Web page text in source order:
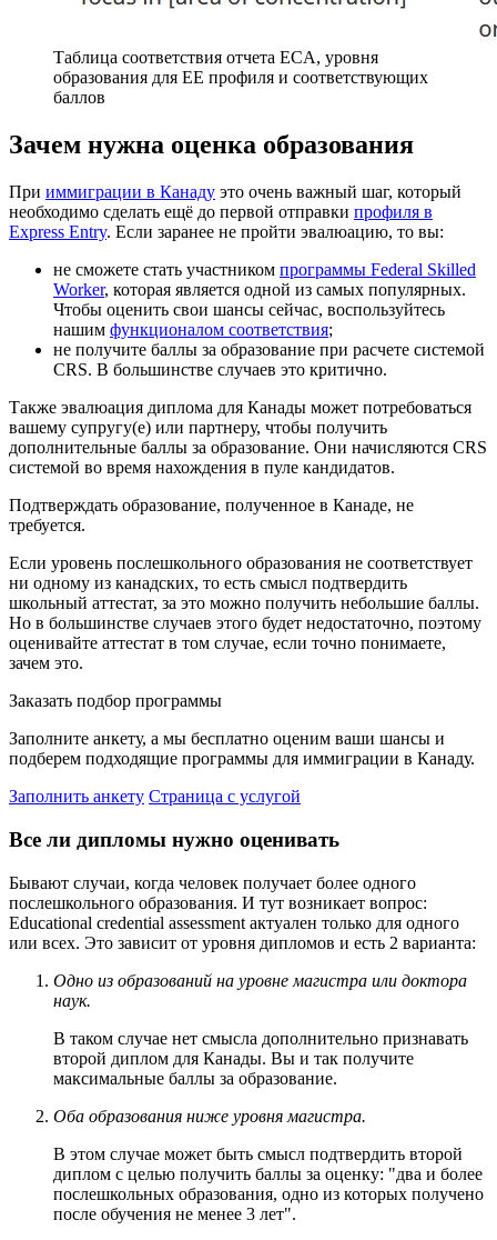
Таблица соответствия отчета ECA, уровня
образования для EE профиля и соответствующих
баллов
Зачем нужна оценка образования
При иммиграции в Канаду это очень важный шаг, который
необходимо сделать ещё до первой отправки профиля в
Express Entry. Если заранее не пройти эвалюацию, то вы:
не сможете стать участником программы Federal Skilled
Worker, которая является одной из самых популярных.
Чтобы оценить свои шансы сейчас, воспользуйтесь
нашим функционалом соответствия;
не получите баллы за образование при расчете системой
CRS. В большинстве случаев это критично.
Также эвалюация диплома для Канады может потребоваться
вашему супругу(е) или партнеру, чтобы получить
дополнительные баллы за образование. Они начисляются CRS
системой во время нахождения в пуле кандидатов.
Подтверждать образование, полученное в Канаде, не
требуется.
Если уровень послешкольного образования не соответствует
ни одному из канадских, то есть смысл подтвердить
школьный аттестат, за это можно получить небольшие баллы.
Но в большинстве случаев этого будет недостаточно, поэтому
оценивайте аттестат в том случае, если точно понимаете,
зачем это.
Заказать подбор программы
Заполните анкету, а мы бесплатно оценим ваши шансы и
подберем подходящие программы для иммиграции в Канаду.
Заполнить анкету Страница с услугой
Все ли дипломы нужно оценивать
Бывают случаи, когда человек получает более одного
послешкольного образования. И тут возникает вопрос:
Educational credential assessment актуален только для одного
или всех. Это зависит от уровня дипломов и есть 2 варианта:
Одно из образований на уровне магистра или доктора
наук.
В таком случае нет смысла дополнительно признавать
второй диплом для Канады. Вы и так получите
максимальные баллы за образование.
Оба образования ниже уровня магистра.
В этом случае может быть смысл подтвердить второй
диплом с целью получить баллы за оценку: "два и более
послешкольных образования, одно из которых получено
после обучения не менее 3 лет".